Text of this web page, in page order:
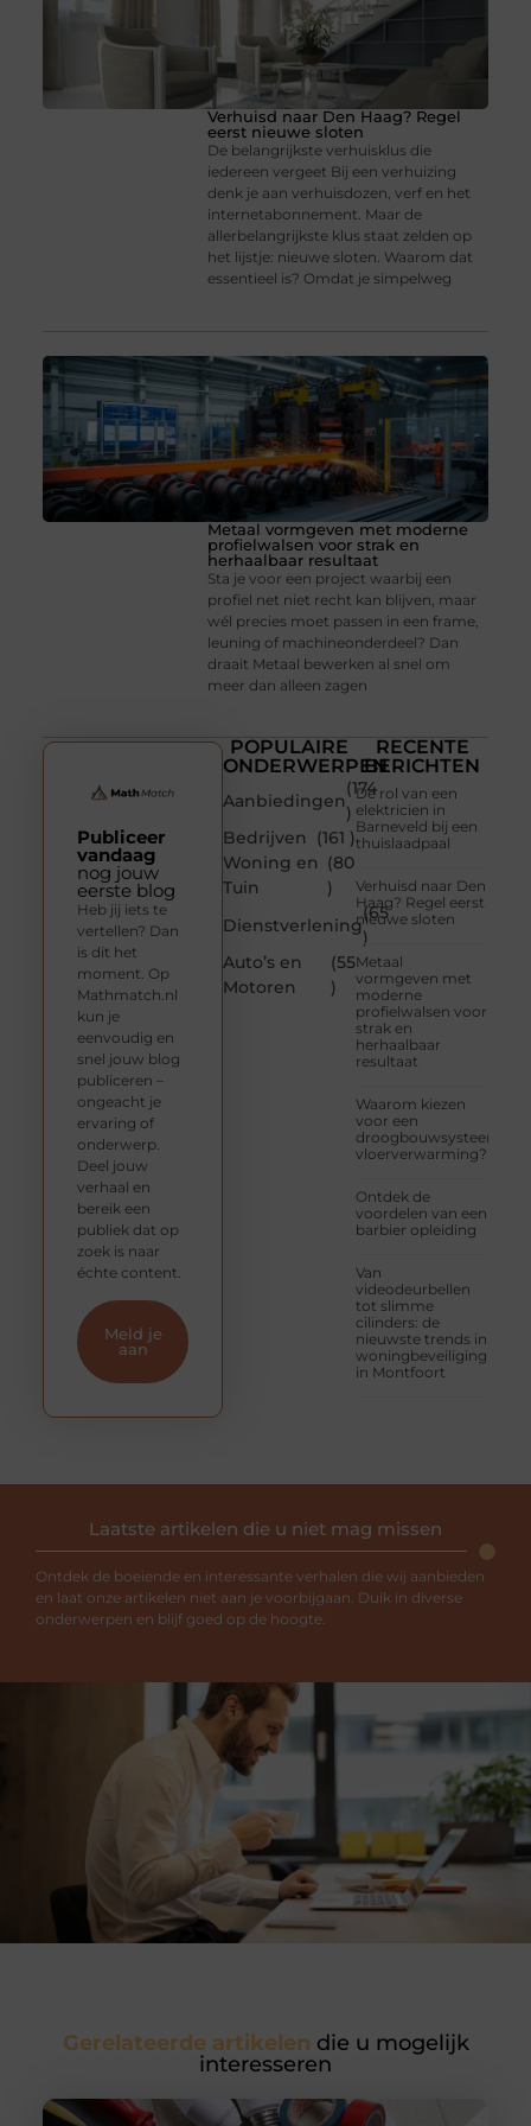
Verhuisd naar Den Haag? Regel
eerst nieuwe sloten
De belangrijkste verhuisklus die
iedereen vergeet Bij een verhuizing
denk je aan verhuisdozen, verf en het
internetabonnement. Maar de
allerbelangrijkste klus staat zelden op
het lijstje: nieuwe sloten. Waarom dat
essentieel is? Omdat je simpelweg
Metaal vormgeven met moderne
profielwalsen voor strak en
herhaalbaar resultaat
Sta je voor een project waarbij een
profiel net niet recht kan blijven, maar
wél precies moet passen in een frame,
leuning of machineonderdeel? Dan
draait Metaal bewerken al snel om
meer dan alleen zagen
POPULAIRE
ONDERWERPEN
Aanbiedingen
(174
)
Bedrijven
(161 )
Woning en
Tuin
(80
)
Dienstverlening
(65
)
Auto’s en
Motoren
(55
)
RECENTE
BERICHTEN
De rol van een
elektricien in
Barneveld bij een
thuislaadpaal
Verhuisd naar Den
Haag? Regel eerst
nieuwe sloten
Metaal
vormgeven met
moderne
profielwalsen voor
strak en
herhaalbaar
resultaat
Waarom kiezen
voor een
droogbouwsysteem
vloerverwarming?
Ontdek de
voordelen van een
barbier opleiding
Van
videodeurbellen
tot slimme
cilinders: de
nieuwste trends in
woningbeveiliging
in Montfoort
Publiceer
vandaag
nog jouw
eerste blog
Heb jij iets te
vertellen? Dan
is dit het
moment. Op
Mathmatch.nl
kun je
eenvoudig en
snel jouw blog
publiceren –
ongeacht je
ervaring of
onderwerp.
Deel jouw
verhaal en
bereik een
publiek dat op
zoek is naar
échte content.
Meld je
aan
Laatste artikelen die u niet mag missen
Ontdek de boeiende en interessante verhalen die wij aanbieden
en laat onze artikelen niet aan je voorbijgaan. Duik in diverse
onderwerpen en blijf goed op de hoogte.
Gerelateerde artikelen die u mogelijk
interesseren